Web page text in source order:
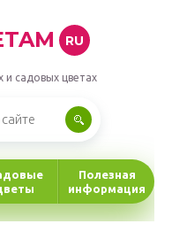
RU
садовых цветах
Полезная
информация